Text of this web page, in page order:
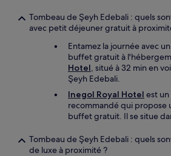
Tombeau de Şeyh Edebali : quels
avec petit déjeuner gratuit à
Entamez la journée avec
buffet gratuit à
Hotel, situé à 32 min en
Şeyh Edebali.
Inegol Royal Hotel est
recommandé qui propose
buffet gratuit. Il se situe
Tombeau de Şeyh Edebali : quels
de luxe à proximité ?